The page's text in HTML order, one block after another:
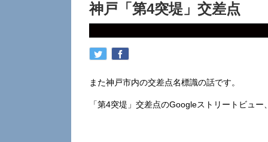
神戸「第4突堤」交差点
また神戸市内の交差点名標識の話です。
「第4突堤」交差点のGoogleストリートビュー